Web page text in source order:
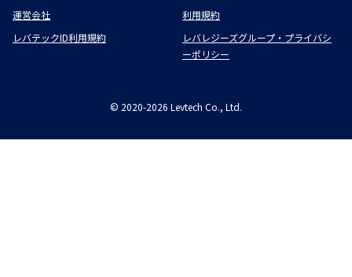
運営会社
利用規約
レバテックID利用規約
レバレジーズグループ・プライバシ
ーポリシー
© 2020-2026 Levtech Co., Ltd.